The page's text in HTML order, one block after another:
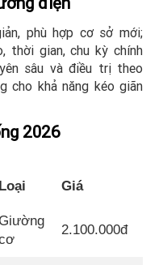
phù hợp cơ sở mới;
thời gian, chu kỳ chính
sâu và điều trị theo
cho khả năng kéo giãn
2026
Loại Giá
Giường
2.100.000đ